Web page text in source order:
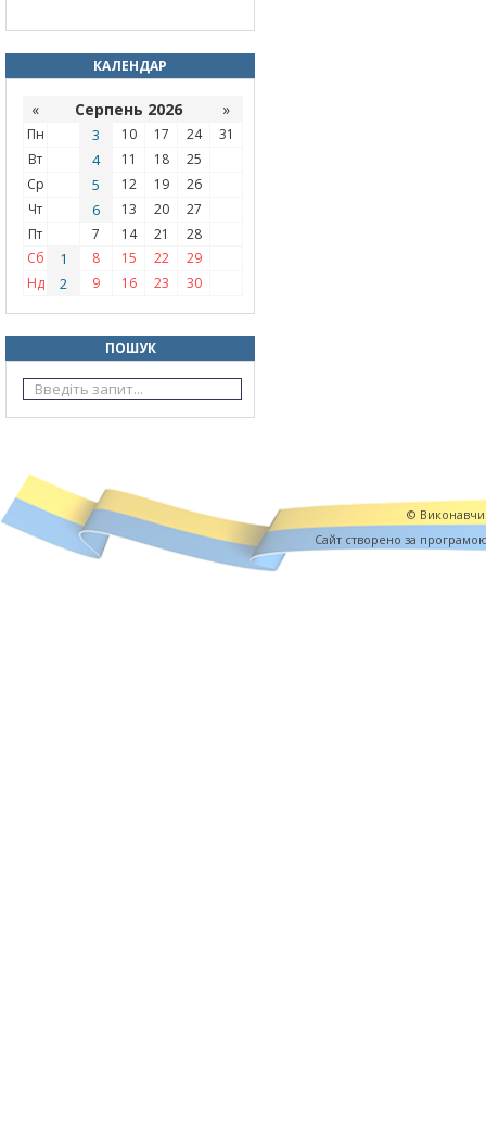
КАЛЕНДАР
« Серпень 2026 »
Пн 3 10 17 24
31
Вт
4 11 18
25
Ср
5 12 19
26
Чт
6 13 20
27
Пт
7 14 21
28
Сб
1 8 15 22
29
Нд
2 9 16 23 30
ПОШУК
©
Cайт створено за